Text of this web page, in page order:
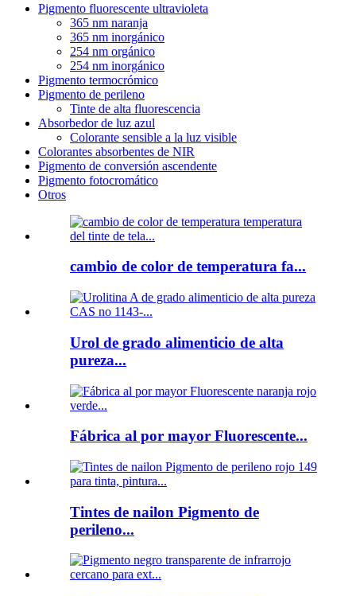
Pigmento fluorescente ultravioleta
365 nm naranja
365 nm inorgánico
254 nm orgánico
254 nm inorgánico
Pigmento termocrómico
Pigmento de perileno
Tinte de alta fluorescencia
Absorbedor de luz azul
Colorante sensible a la luz visible
Colorantes absorbentes de NIR
Pigmento de conversión ascendente
Pigmento fotocromático
Otros
cambio de color de temperatura fa...
Urol de grado alimenticio de alta
pureza...
Fábrica al por mayor Fluorescente...
Tintes de nailon Pigmento de
perileno...